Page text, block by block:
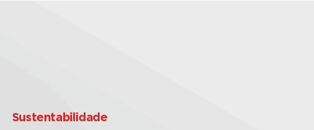
Sustentabilidade